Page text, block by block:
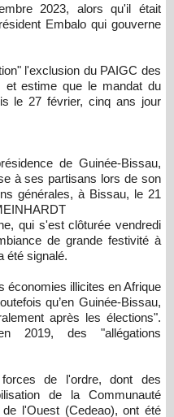
2023, alors qu'il était
Embalo qui gouverne
l'exclusion du PAIGC des
et estime que le mandat du
le 27 février, cinq ans jour
de Guinée-Bissau,
à ses partisans lors de son
générales, à Bissau, le 21
qui s'est clôturée vendredi
de grande festivité à
été signalé.
économies illicites en Afrique
qu’en Guinée-Bissau,
après les élections".
2019, des "allégations
de l'ordre, dont des
de la Communauté
l'Ouest (Cedeao), ont été